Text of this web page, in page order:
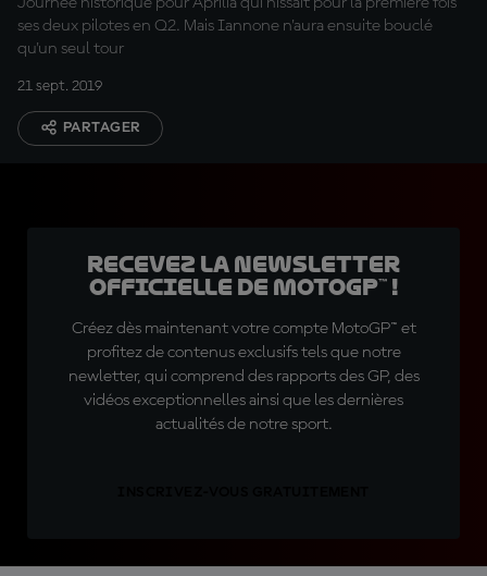
ses deux pilotes en Q2. Mais Iannone n'aura ensuite bouclé
qu'un seul tour
21 sept. 2019
PARTAGER
Recevez la Newsletter
officielle de MotoGP™ !
Créez dès maintenant votre compte MotoGP™ et
profitez de contenus exclusifs tels que notre
newletter, qui comprend des rapports des GP, des
vidéos exceptionnelles ainsi que les dernières
actualités de notre sport.